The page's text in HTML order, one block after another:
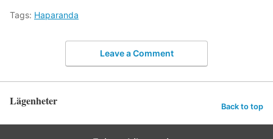
Tags: Haparanda
Leave a Comment
Lägenheter Back to top